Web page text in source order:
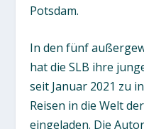
Potsdam.
In den fünf
hat die SLB ihre
seit Januar 2021 zu
Reisen in die Welt
eingeladen. Die